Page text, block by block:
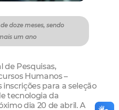
doze meses, sendo
um ano
de Pesquisas,
Humanos –
para a seleção
tecnologia da
dia 20 de abril. A